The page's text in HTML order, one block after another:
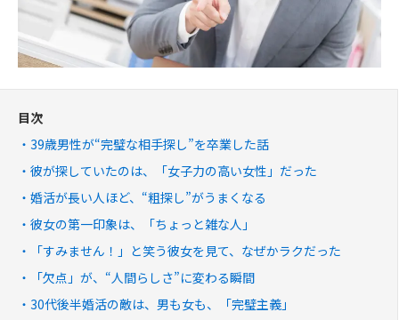
目次
39歳男性が“完璧な相手探し”を卒業した話
彼が探していたのは、「女子力の高い女性」だった
婚活が長い人ほど、“粗探し”がうまくなる
彼女の第一印象は、「ちょっと雑な人」
「すみません！」と笑う彼女を見て、なぜかラクだった
「欠点」が、“人間らしさ”に変わる瞬間
30代後半婚活の敵は、男も女も、「完璧主義」